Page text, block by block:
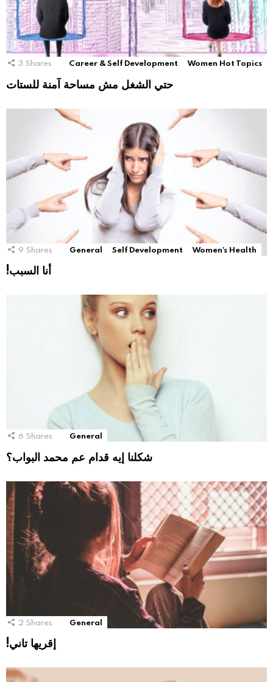
3 Shares Career & Self Development Women Hot Topics
حتي الشغل مش مساحة آمنة للستات
9 Shares General Self Development Women's Health
!أنا السبب
6 Shares General
شكلنا إيه قدام عم محمد البواب؟
2 Shares General
!إقريها تاني